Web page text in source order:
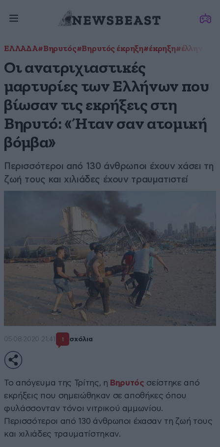
ΕΛΛΑΔΑ#Βηρυτός#Βηρυτός έκρηξη#έκρηξη#έλληνες
Οι ανατριχιαστικές
μαρτυρίες των Ελλήνων που
βίωσαν τις εκρήξεις στη
Βηρυτό: «Ήταν σαν ατομική
βόμβα»
Περισσότεροι από 130 άνθρωποι έχουν χάσει τη
ζωή τους και χιλιάδες έχουν τραυματιστεί
05·08·2020 21:41 1 σχόλια
Το απόγευμα της Τρίτης, η Βηρυτός σείστηκε από
εκρήξεις που σημειώθηκαν σε αποθήκες όπου
φυλάσσονταν τόνοι νιτρικού αμμωνίου.
Περισσότεροι από 130 άνθρωποι έχασαν τη ζωή τους
και χιλιάδες τραυματίστηκαν.